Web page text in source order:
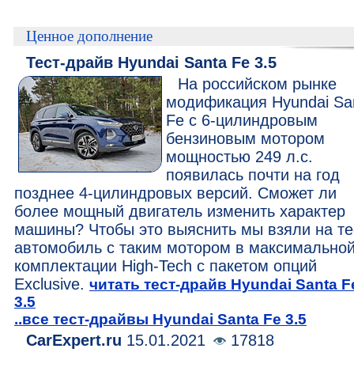
Ценное дополнение
Тест-драйв Hyundai Santa Fe 3.5
На российском рынке
модификация Hyundai
Fe с 6-цилиндровым
бензиновым мотором
мощностью 249 л.с.
появилась почти на год
позднее 4-цилиндровых версий. Сможет ли
более мощный двигатель изменить характер
машины? Чтобы это выяснить мы взяли на
автомобиль с таким мотором в
комплектации High-Tech с пакетом опций
Exclusive. читать тест-драйв Hyundai Santa
3.5
..все тест-драйвы Hyundai Santa Fe 3.5
CarExpert.ru 15.01.2021 17818